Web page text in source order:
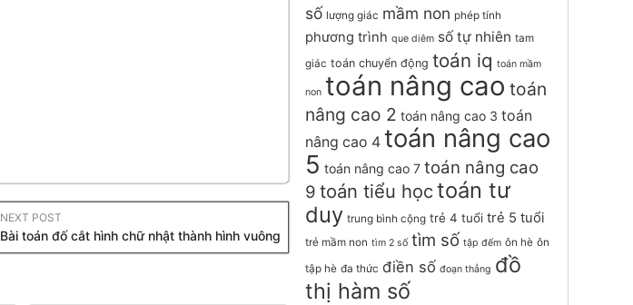
NEXT POST
Bài toán đố cắt hình chữ nhật thành hình vuông
số lượng giác mầm non phép tính
phương trình que diêm số tự nhiên tam
giác toán chuyển động toán iq toán mầm
non toán nâng cao toán
nâng cao 2 toán nâng cao 3 toán
nâng cao 4 toán nâng cao
5 toán nâng cao 7 toán nâng cao
9 toán tiểu họctoán tư
duy trung bình cộng trẻ 4 tuổi trẻ 5 tuổi
trẻ mầm non tìm 2 số tìm số tập đếm ôn hè ôn
tập hè đa thức điền số đoạn thẳng đồ
thị hàm số